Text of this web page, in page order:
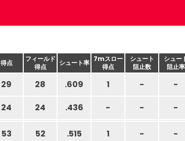
得点
フィールド
得点
シュート率 7mスロー
得点
シュート
阻止数
シュー
阻止率
29 28 .609 1 - -
24 24 .436 - - -
53 52 .515 1 - -